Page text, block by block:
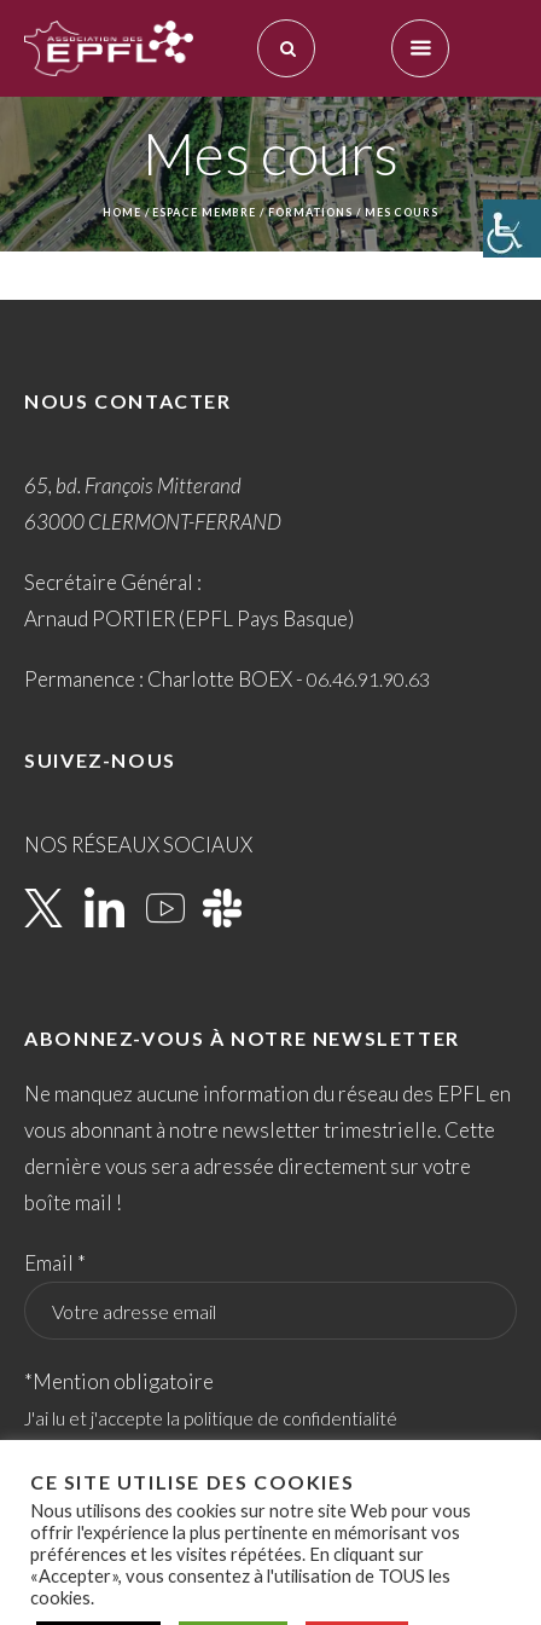
Mes cours
HOME /ESPACE MEMBRE /FORMATIONS /MES COURS
NOUS CONTACTER
65, bd. François Mitterand
63000 CLERMONT-FERRAND
Secrétaire Général :
Arnaud PORTIER (EPFL Pays Basque)
Permanence : Charlotte BOEX -06.46.91.90.63
SUIVEZ-NOUS
NOS RÉSEAUX SOCIAUX
ABONNEZ-VOUS À NOTRE NEWSLETTER
Ne manquez aucune information du réseau des EPFL en
vous abonnant à notre newsletter trimestrielle. Cette
dernière vous sera adressée directement sur votre
boîte mail !
Email *
*Mention obligatoire
J'ai lu et j'accepte la politique de confidentialité
CE SITE UTILISE DES COOKIES
Nous utilisons des cookies sur notre site Web pour vous
offrir l'expérience la plus pertinente en mémorisant vos
préférences et les visites répétées. En cliquant sur
«Accepter», vous consentez à l'utilisation de TOUS les
cookies.